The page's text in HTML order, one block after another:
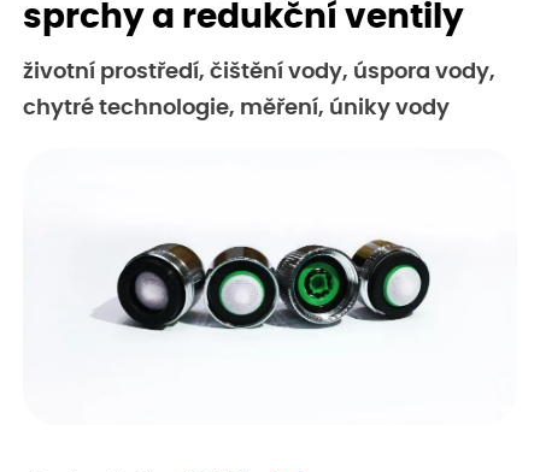
sprchy a redukční ventily
životní prostředí, čištění vody, úspora vody,
chytré technologie, měření, úniky vody